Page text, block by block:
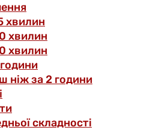
хвилин
хвилин
хвилин
ніж за 2 години
складності